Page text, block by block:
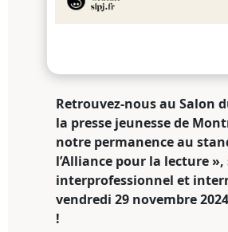
Retrouvez-nous au Salon
la presse jeunesse de
notre permanence au
l’Alliance pour la lecture
interprofessionnel et
vendredi 29 novembre
!